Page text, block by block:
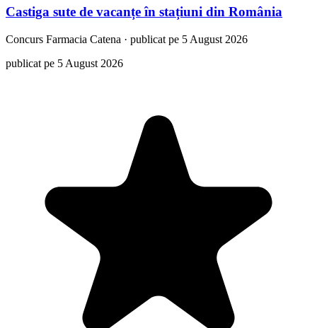
Castiga sute de vacanțe în stațiuni din România
Concurs Farmacia Catena · publicat pe 5 August 2026
publicat pe 5 August 2026